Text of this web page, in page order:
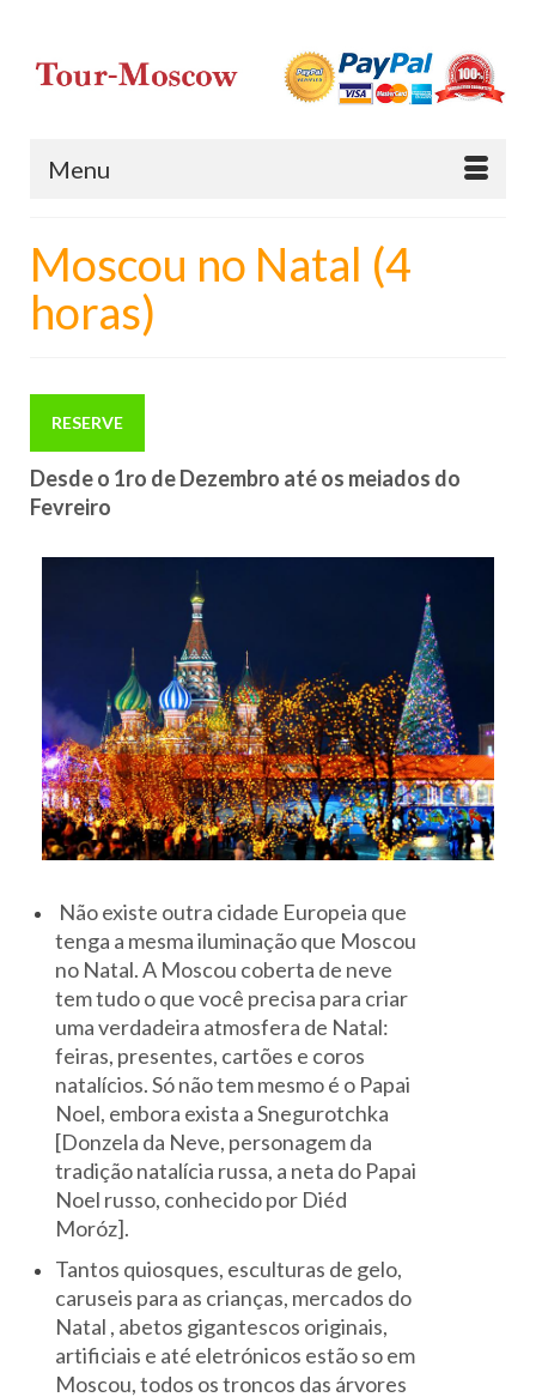
Menu
Moscou no Natal (4
horas)
RESERVE
Desde o 1ro de Dezembro até os meiados do
Fevreiro
Não existe outra cidade Europeia que
tenga a mesma iluminação que Moscou
no Natal. A Moscou coberta de neve
tem tudo o que você precisa para criar
uma verdadeira atmosfera de Natal:
feiras, presentes, cartões e coros
natalícios. Só não tem mesmo é o Papai
Noel, embora exista a Snegurotchka
[Donzela da Neve, personagem da
tradição natalícia russa, a neta do Papai
Noel russo, conhecido por Diéd
Moróz].
Tantos quiosques, esculturas de gelo,
caruseis para as crianças, mercados do
Natal , abetos gigantescos originais,
artificiais e até eletrónicos estão so em
Moscou, todos os troncos das árvores